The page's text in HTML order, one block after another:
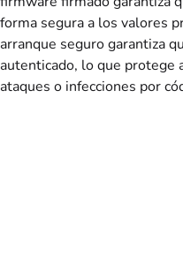
forma segura a los valores
arranque seguro garantiza
autenticado, lo que protege
ataques o infecciones por